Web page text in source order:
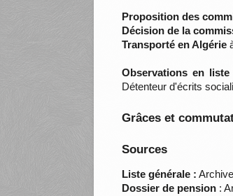
Proposition des
Décision de la
Transporté en Algérie
Observations en liste
Détenteur d'écrits
Grâces et
Sources
Liste générale :
Dossier de pension :